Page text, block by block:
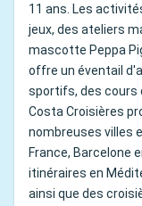
11 ans. Les
jeux, des ateliers
mascotte Peppa
offre un éventail
sportifs, des cours
Costa Croisières
nombreuses villes
France, Barcelone
itinéraires en
ainsi que des